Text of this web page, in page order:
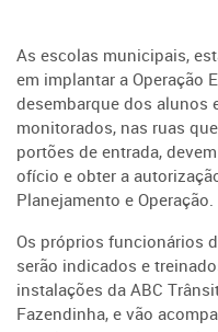
As escolas municipais,
em implantar a Operação
desembarque dos alunos
monitorados, nas ruas
portões de entrada,
ofício e obter a
Planejamento e Operação.
Os próprios funcionários
serão indicados e
instalações da ABC
Fazendinha, e vão